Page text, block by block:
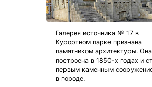
Галерея источника № 17 в
Курортном парке признана
памятником архитектуры.
построена в 1850-х годах и
первым каменным
в городе.